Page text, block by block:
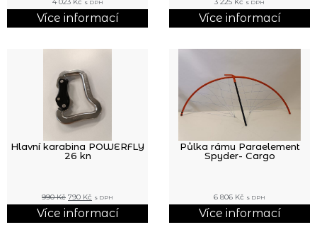
s DPH
Více informací
s DPH
Více informací
Hlavní karabina POWERFLY
26 kn
990Kč 790 Kč s DPH
Více informací
Půlka rámu Paraelement
Spyder- Cargo
6 806 Kč s DPH
Více informací